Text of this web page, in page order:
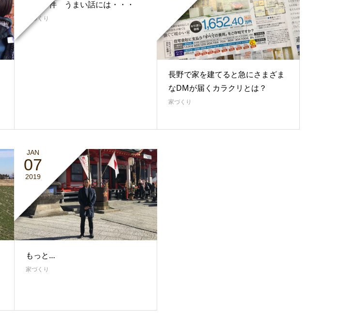
欺」事件 うまい話には・・・
家づくり
長野で家を建てると急にさまざま
なDMが届くカラクリとは？
家づくり
JAN
07
2019
もっと…
家づくり